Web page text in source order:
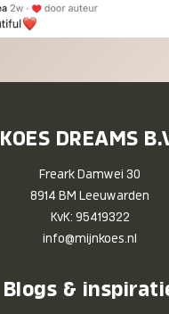
KOES DREAMS
Freark Damwei 30
8914 BM Leeuwarden
KvK: 95419322
info@mijnkoes.nl
Blogs &